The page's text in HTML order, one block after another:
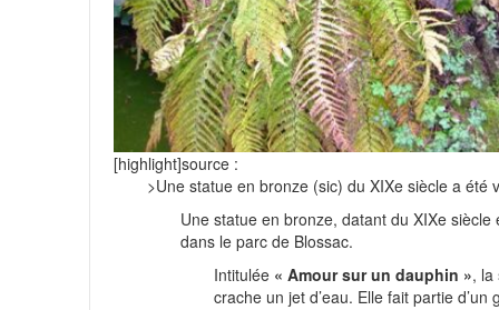
[highlight]source :
>Une statue en bronze (sic) du XIXe siècle a
Une statue en bronze, datant du XIXe
dans le parc de Blossac.
Intitulée « Amour sur un dauphin », la
crache un jet d’eau. Elle fait partie